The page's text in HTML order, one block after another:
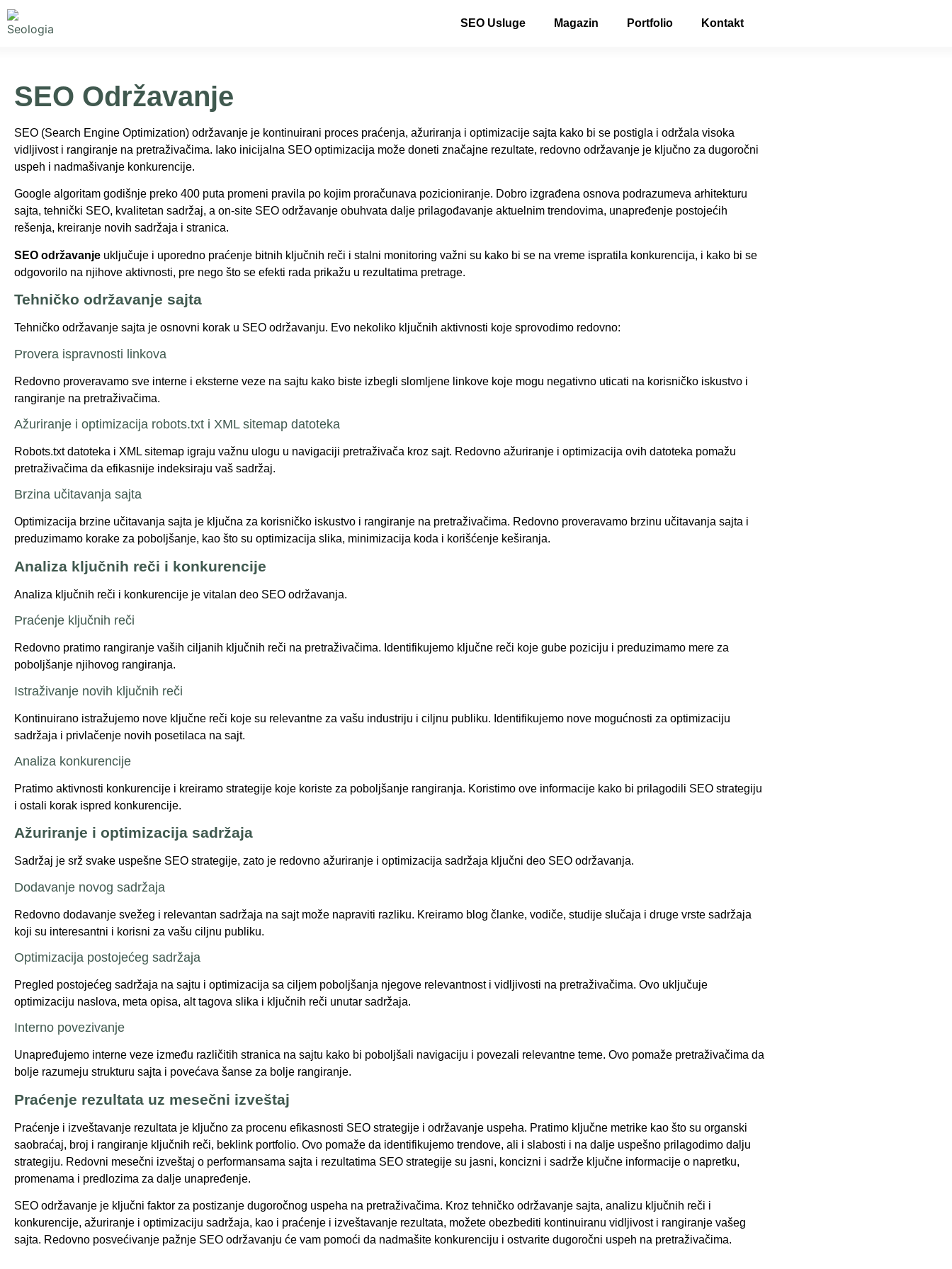
SEO Usluge Magazin Portfolio Kontakt
SEO Održavanje
SEO (Search Engine Optimization) održavanje je kontinuirani proces praćenja, ažuriranja i optimizacije sajta kako bi se postigla i održala visoka
vidljivost i rangiranje na pretraživačima. Iako inicijalna SEO optimizacija može doneti značajne rezultate, redovno održavanje je ključno za dugoročni
uspeh i nadmašivanje konkurencije.
Google algoritam godišnje preko 400 puta promeni pravila po kojim proračunava pozicioniranje. Dobro izgrađena osnova podrazumeva arhitekturu
sajta, tehnički SEO, kvalitetan sadržaj, a on-site SEO održavanje obuhvata dalje prilagođavanje aktuelnim trendovima, unapređenje postojećih
rešenja, kreiranje novih sadržaja i stranica.
SEO održavanje uključuje i uporedno praćenje bitnih ključnih reči i stalni monitoring važni su kako bi se na vreme ispratila konkurencija, i kako bi se
odgovorilo na njihove aktivnosti, pre nego što se efekti rada prikažu u rezultatima pretrage.
Tehničko održavanje sajta
Tehničko održavanje sajta je osnovni korak u SEO održavanju. Evo nekoliko ključnih aktivnosti koje sprovodimo redovno:
Provera ispravnosti linkova
Redovno proveravamo sve interne i eksterne veze na sajtu kako biste izbegli slomljene linkove koje mogu negativno uticati na korisničko iskustvo i
rangiranje na pretraživačima.
Ažuriranje i optimizacija robots.txt i XML sitemap datoteka
Robots.txt datoteka i XML sitemap igraju važnu ulogu u navigaciji pretraživača kroz sajt. Redovno ažuriranje i optimizacija ovih datoteka pomažu
pretraživačima da efikasnije indeksiraju vaš sadržaj.
Brzina učitavanja sajta
Optimizacija brzine učitavanja sajta je ključna za korisničko iskustvo i rangiranje na pretraživačima. Redovno proveravamo brzinu učitavanja sajta i
preduzimamo korake za poboljšanje, kao što su optimizacija slika, minimizacija koda i korišćenje keširanja.
Analiza ključnih reči i konkurencije
Analiza ključnih reči i konkurencije je vitalan deo SEO održavanja.
Praćenje ključnih reči
Redovno pratimo rangiranje vaših ciljanih ključnih reči na pretraživačima. Identifikujemo ključne reči koje gube poziciju i preduzimamo mere za
poboljšanje njihovog rangiranja.
Istraživanje novih ključnih reči
Kontinuirano istražujemo nove ključne reči koje su relevantne za vašu industriju i ciljnu publiku. Identifikujemo nove mogućnosti za optimizaciju
sadržaja i privlačenje novih posetilaca na sajt.
Analiza konkurencije
Pratimo aktivnosti konkurencije i kreiramo strategije koje koriste za poboljšanje rangiranja. Koristimo ove informacije kako bi prilagodili SEO strategiju
i ostali korak ispred konkurencije.
Ažuriranje i optimizacija sadržaja
Sadržaj je srž svake uspešne SEO strategije, zato je redovno ažuriranje i optimizacija sadržaja ključni deo SEO održavanja.
Dodavanje novog sadržaja
Redovno dodavanje svežeg i relevantan sadržaja na sajt može napraviti razliku. Kreiramo blog članke, vodiče, studije slučaja i druge vrste sadržaja
koji su interesantni i korisni za vašu ciljnu publiku.
Optimizacija postojećeg sadržaja
Pregled postojećeg sadržaja na sajtu i optimizacija sa ciljem poboljšanja njegove relevantnost i vidljivosti na pretraživačima. Ovo uključuje
optimizaciju naslova, meta opisa, alt tagova slika i ključnih reči unutar sadržaja.
Interno povezivanje
Unapređujemo interne veze između različitih stranica na sajtu kako bi poboljšali navigaciju i povezali relevantne teme. Ovo pomaže pretraživačima da
bolje razumeju strukturu sajta i povećava šanse za bolje rangiranje.
Praćenje rezultata uz mesečni izveštaj
Praćenje i izveštavanje rezultata je ključno za procenu efikasnosti SEO strategije i održavanje uspeha. Pratimo ključne metrike kao što su organski
saobraćaj, broj i rangiranje ključnih reči, beklink portfolio. Ovo pomaže da identifikujemo trendove, ali i slabosti i na dalje uspešno prilagodimo dalju
strategiju. Redovni mesečni izveštaj o performansama sajta i rezultatima SEO strategije su jasni, koncizni i sadrže ključne informacije o napretku,
promenama i predlozima za dalje unapređenje.
SEO održavanje je ključni faktor za postizanje dugoročnog uspeha na pretraživačima. Kroz tehničko održavanje sajta, analizu ključnih reči i
konkurencije, ažuriranje i optimizaciju sadržaja, kao i praćenje i izveštavanje rezultata, možete obezbediti kontinuiranu vidljivost i rangiranje vašeg
sajta. Redovno posvećivanje pažnje SEO održavanju će vam pomoći da nadmašite konkurenciju i ostvarite dugoročni uspeh na pretraživačima.